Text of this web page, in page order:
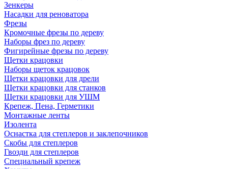
Зенкеры
Насадки для реноватора
Фрезы
Кромочные фрезы по дереву
Наборы фрез по дереву
Фигирейные фрезы по дереву
Щетки крацовки
Наборы щеток крацовок
Щетки крацовки для дрели
Щетки крацовки для станков
Щетки крацовки для УШМ
Крепеж, Пена, Герметики
Монтажные ленты
Изолента
Оснастка для степлеров и заклепочников
Скобы для степлеров
Гвозди для степлеров
Специальный крепеж